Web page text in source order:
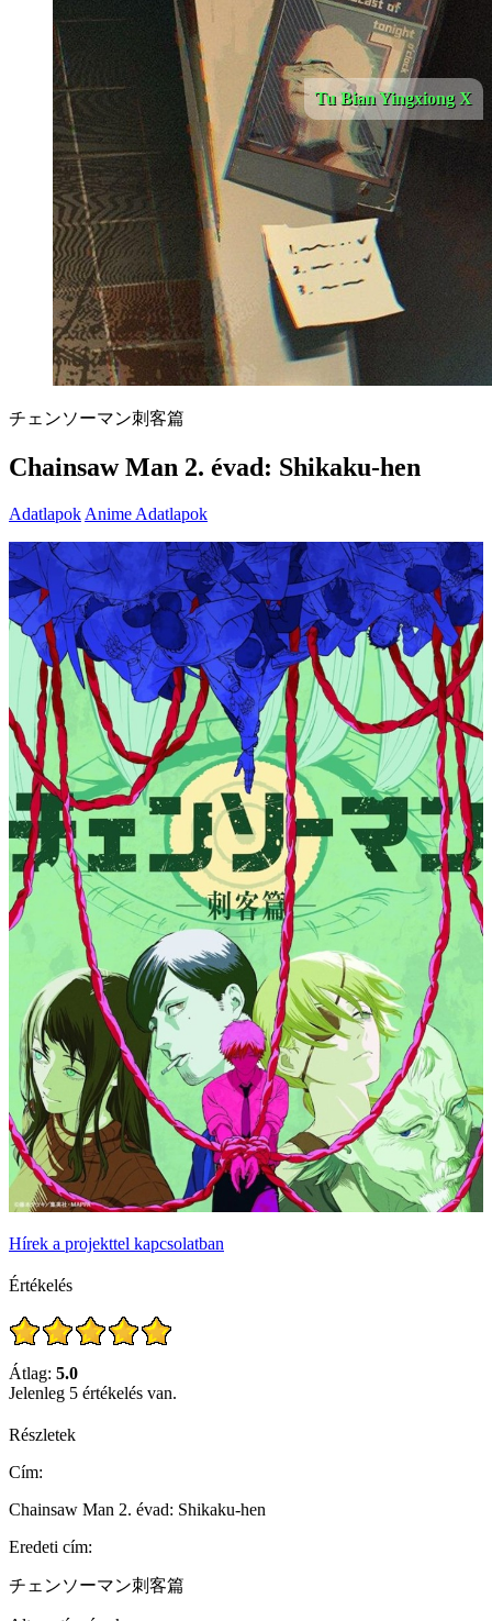
Tu Bian Yingxiong X
チェンソーマン刺客篇
Chainsaw Man 2. évad: Shikaku-hen
Adatlapok Anime Adatlapok
Hírek a projekttel kapcsolatban
Értékelés
Átlag: 5.0
Jelenleg 5 értékelés van.
Részletek
Cím:
Chainsaw Man 2. évad: Shikaku-hen
Eredeti cím:
チェンソーマン刺客篇